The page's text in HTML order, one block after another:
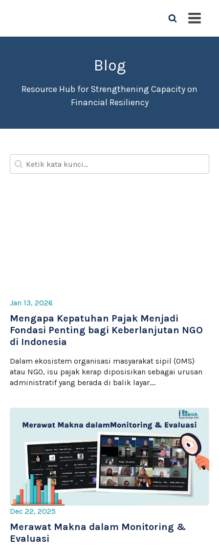
Blog
Resource Hub for Strengthening Capacity on
Financial Resiliency
Blog Search
Search content
Jan 13, 2026
Mengapa Kepatuhan Pajak Menjadi
Fondasi Penting bagi Keberlanjutan NGO
di Indonesia
Dalam ekosistem organisasi masyarakat sipil (OMS)
atau NGO, isu pajak kerap diposisikan sebagai urusan
administratif yang berada di balik layar.…
Dec 22, 2025
Merawat Makna dalam Monitoring &
Evaluasi